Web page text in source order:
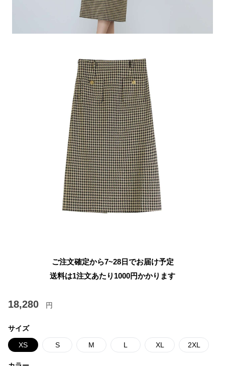
ご注文確定から7~28日でお届け予定
送料は1注文あたり 1000円かかります
18,280 円
サイズ
XS S M L XL 2XL